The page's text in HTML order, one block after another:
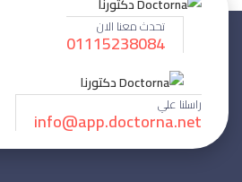
تحدث معنا الان
01115238084
راسلنا علي
info@app.doctorna.net